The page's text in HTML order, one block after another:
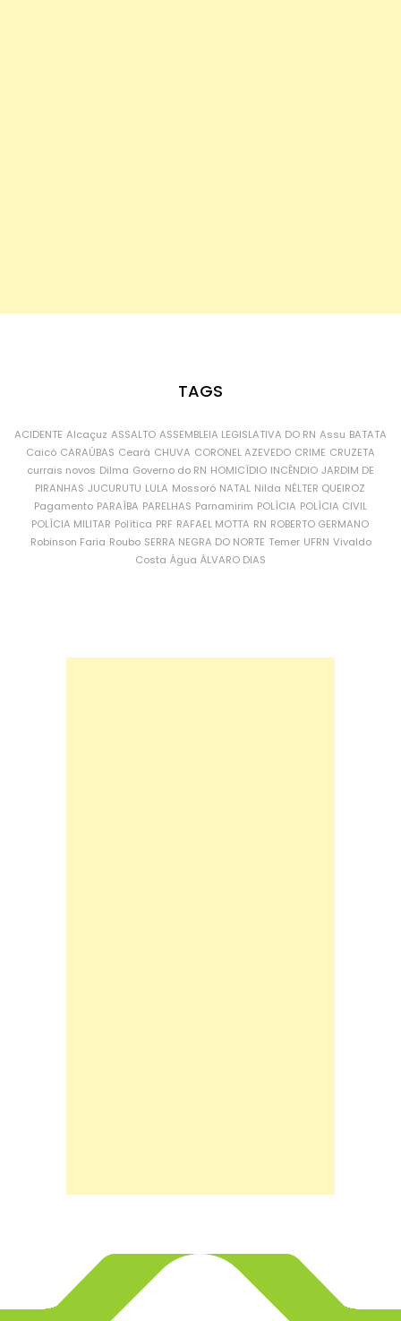
TAGS
ACIDENTE Alcaçuz ASSALTO ASSEMBLEIA LEGISLATIVA DO RN Assu BATATA
Caicó CARAÚBAS Ceará CHUVA CORONEL AZEVEDO CRIME CRUZETA
currais novos Dilma Governo do RN HOMICÍDIO INCÊNDIO JARDIM DE
PIRANHAS JUCURUTU LULA Mossoró NATAL Nilda NÉLTER QUEIROZ
Pagamento PARAÍBA PARELHAS Parnamirim POLÍCIA POLÍCIA CIVIL
POLÍCIA MILITAR Política PRF RAFAEL MOTTA RN ROBERTO GERMANO
Robinson Faria Roubo SERRA NEGRA DO NORTE Temer UFRN Vivaldo
Costa Água ÁLVARO DIAS